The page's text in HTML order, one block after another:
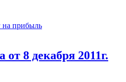
на прибыль
8 декабря 2011г.